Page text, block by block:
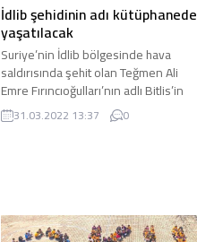
İdlib şehidinin adı kütüphanede
yaşatılacak
Suriye’nin İdlib bölgesinde hava
saldırısında şehit olan Teğmen Ali
Emre Fırıncıoğulları’nın adlı Bitlis’in
Tatvan ilçesinde kurulan
kütüphanenin ...
31.03.2022 13:37 0